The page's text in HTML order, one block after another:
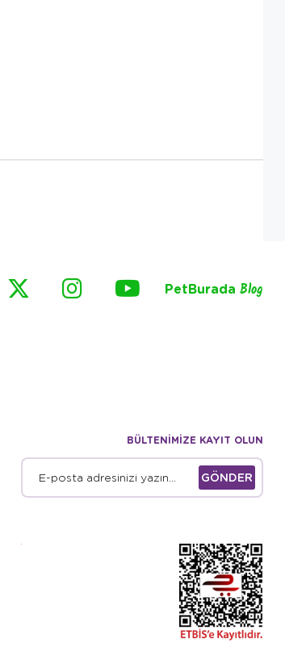
PetBurada Blog
BÜLTENİMİZE KAYIT OLUN
GÖNDER